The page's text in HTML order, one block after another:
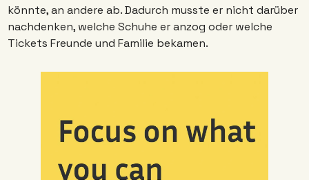
könnte, an andere ab. Dadurch musste er nicht darüber
nachdenken, welche Schuhe er anzog oder welche
Tickets Freunde und Familie bekamen.